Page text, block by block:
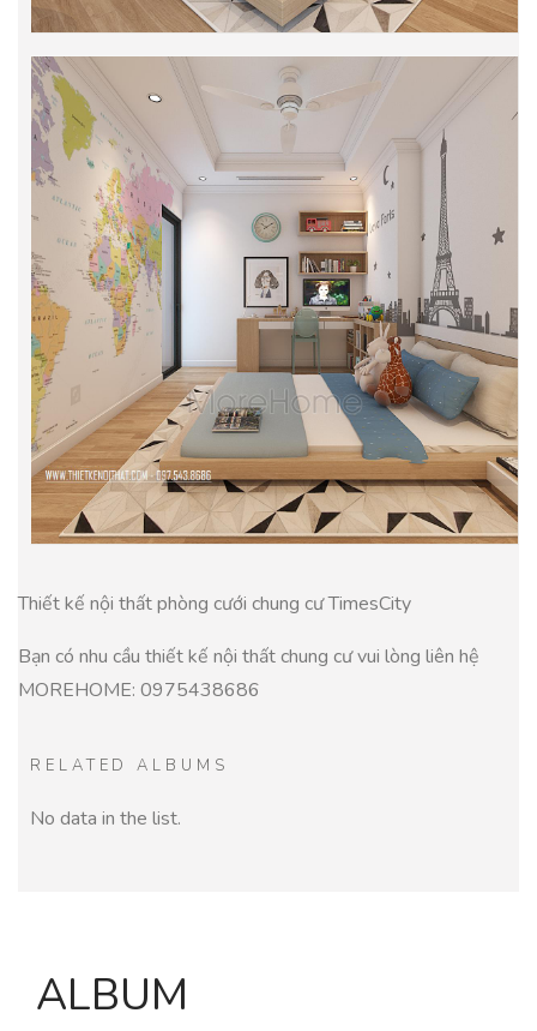
Thiết kế nội thất phòng cưới chung cư TimesCity
Bạn có nhu cầu thiết kế nội thất chung cư vui lòng liên hệ
MOREHOME: 0975438686
RELATED ALBUMS
No data in the list.
ALBUM